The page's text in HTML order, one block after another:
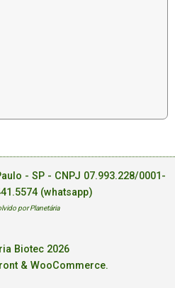
- SP - CNPJ 07.993.228/0001-
(whatsapp)
por Planetária
Biotec 2026
& WooCommerce.